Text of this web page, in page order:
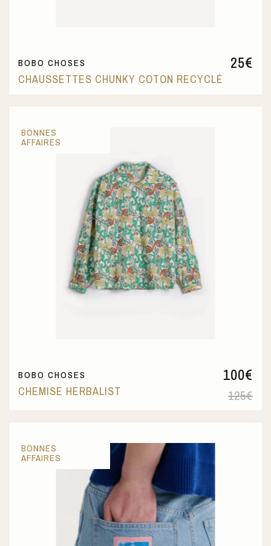
25€
BOBO CHOSES
CHAUSSETTES CHUNKY COTON RECYCLÉ
100€
125€
BOBO CHOSES
CHEMISE HERBALIST
BONNES
AFFAIRES
BONNES
AFFAIRES